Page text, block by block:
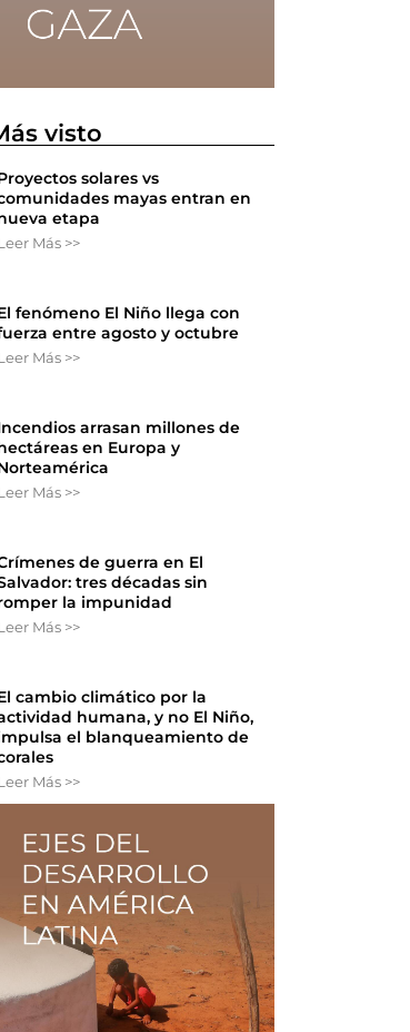
visto
solares vs
mayas entran en
etapa
Más >>
fenómeno El Niño llega con
entre agosto y octubre
Más >>
arrasan millones de
en Europa y
Más >>
de guerra en El
tres décadas sin
la impunidad
Más >>
cambio climático por la
humana, y no El Niño,
el blanqueamiento de
Más >>